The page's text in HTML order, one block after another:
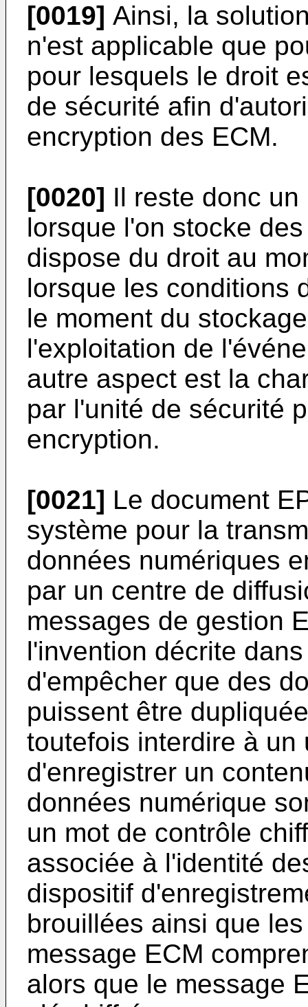
[0019] Ainsi, la
n'est applicable que
pour lesquels le droit
de sécurité afin
encryption des ECM.
[0020] Il reste donc
lorsque l'on stocke
dispose du droit au
lorsque les conditions
le moment du
l'exploitation de
autre aspect est la
par l'unité de sécurité
encryption.
[0021] Le document
système pour la
données numériques
par un centre de
messages de gestion
l'invention décrite
d'empêcher que des
puissent être
toutefois interdire à un
d'enregistrer un
données numérique
un mot de contrôle
associée à l'identité
dispositif
brouillées ainsi que
message ECM
alors que le message